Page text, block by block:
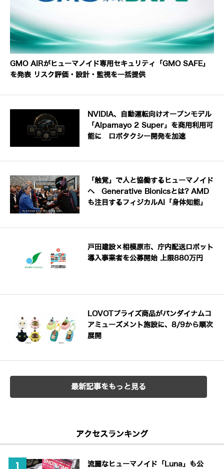
GMO AIRがヒューマノイド専用セキュリティ「GMO SAFE」
を発表 リスク評価・設計・監視を一括提供
NVIDIA、自動運転向けオープンモデル
「Alpamayo 2 Super」を商用利用可
能に ロボタクシー開発を加速
「触覚」で人と協働するヒューマノイド
へ Generative Bionicsとは? AMD
も注目するフィジカルAI「身体知能」
戸田建設×相模原市、庁内配送ロボット
導入事業者を公募開始 上限880万円
LOVOTプライズ商品がバンダイナムコ
アミューズメント施設に、8/9から順次
展開
最新記事をもっと見る
アクセスランキング
流麗なヒューマノイド「Luna」も公